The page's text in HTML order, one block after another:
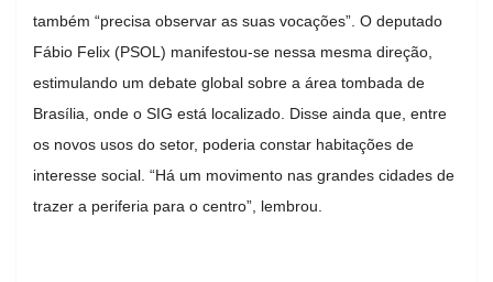
também “precisa observar as suas vocações”. O deputado
Fábio Felix (PSOL) manifestou-se nessa mesma direção,
estimulando um debate global sobre a área tombada de
Brasília, onde o SIG está localizado. Disse ainda que, entre
os novos usos do setor, poderia constar habitações de
interesse social. “Há um movimento nas grandes cidades de
trazer a periferia para o centro”, lembrou.